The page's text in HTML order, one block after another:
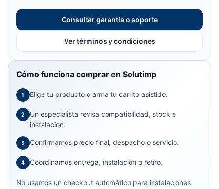
Consultar garantía o soporte
Ver términos y condiciones
Cómo funciona comprar en Solutimp
1 Elige tu producto o arma tu carrito asistido.
2
Un especialista revisa compatibilidad, stock e
instalación.
3 Confirmamos precio final, despacho o servicio.
4 Coordinamos entrega, instalación o retiro.
No usamos un checkout automático para instalaciones